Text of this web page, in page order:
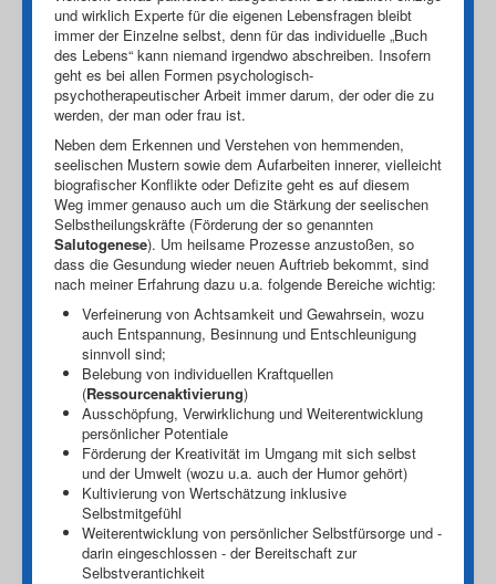
und wirklich Experte für die eigenen Lebensfragen bleibt
immer der Einzelne selbst, denn für das individuelle „Buch
des Lebens“ kann niemand irgendwo abschreiben. Insofern
geht es bei allen Formen psychologisch-
psychotherapeutischer Arbeit immer darum, der oder die zu
werden, der man oder frau ist.
Neben dem Erkennen und Verstehen von hemmenden,
seelischen Mustern sowie dem Aufarbeiten innerer, vielleicht
biografischer Konflikte oder Defizite geht es auf diesem
Weg immer genauso auch um die Stärkung der seelischen
Selbstheilungskräfte (Förderung der so genannten
Salutogenese). Um heilsame Prozesse anzustoßen, so
dass die Gesundung wieder neuen Auftrieb bekommt, sind
nach meiner Erfahrung dazu u.a. folgende Bereiche wichtig:
Verfeinerung von Achtsamkeit und Gewahrsein, wozu
auch Entspannung, Besinnung und Entschleunigung
sinnvoll sind;
Belebung von individuellen Kraftquellen
(Ressourcenaktivierung)
Ausschöpfung, Verwirklichung und Weiterentwicklung
persönlicher Potentiale
Förderung der Kreativität im Umgang mit sich selbst
und der Umwelt (wozu u.a. auch der Humor gehört)
Kultivierung von Wertschätzung inklusive
Selbstmitgefühl
Weiterentwicklung von persönlicher Selbstfürsorge und -
darin eingeschlossen - der Bereitschaft zur
Selbstverantichkeit